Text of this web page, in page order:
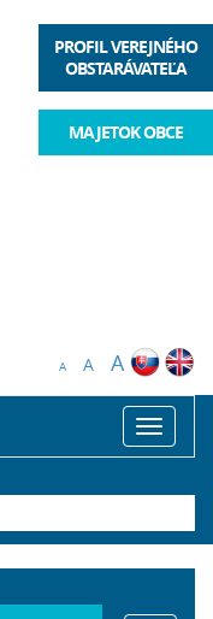
PROFIL VEREJNÉHO
OBSTARÁVATEĽA
MAJETOK OBCE
A A A
Toggle